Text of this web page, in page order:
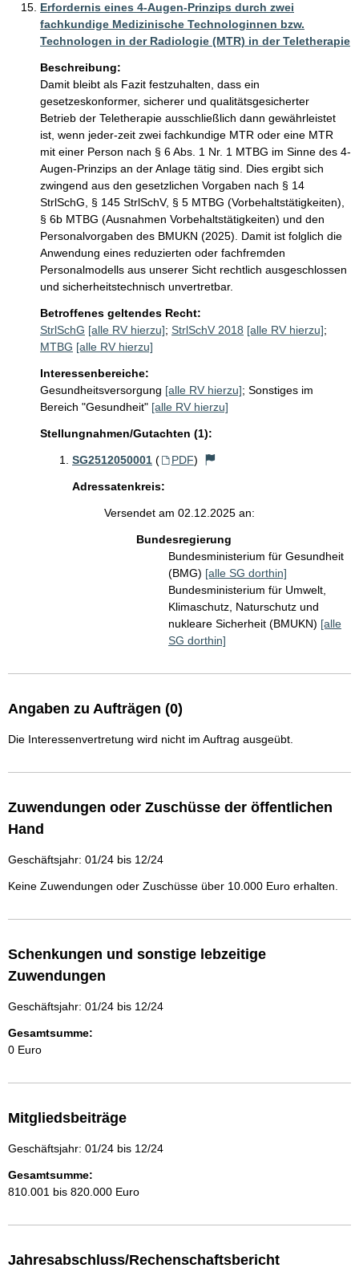
Erfordernis eines 4-Augen-Prinzips durch zwei
fachkundige Medizinische Technologinnen bzw.
Technologen in der Radiologie (MTR) in der Teletherapie
Beschreibung:
Damit bleibt als Fazit festzuhalten, dass ein
gesetzeskonformer, sicherer und qualitätsgesicherter
Betrieb der Teletherapie ausschließlich dann gewährleistet
ist, wenn jeder-zeit zwei fachkundige MTR oder eine MTR
mit einer Person nach § 6 Abs. 1 Nr. 1 MTBG im Sinne des 4-
Augen-Prinzips an der Anlage tätig sind. Dies ergibt sich
zwingend aus den gesetzlichen Vorgaben nach § 14
StrlSchG, § 145 StrlSchV, § 5 MTBG (Vorbehaltstätigkeiten),
§ 6b MTBG (Ausnahmen Vorbehaltstätigkeiten) und den
Personalvorgaben des BMUKN (2025). Damit ist folglich die
Anwendung eines reduzierten oder fachfremden
Personalmodells aus unserer Sicht rechtlich ausgeschlossen
Betroffenes geltendes Recht:
StrlSchG [alle RV hierzu]; StrlSchV 2018 [alle RV hierzu];
MTBG [alle RV hierzu]
Interessenbereiche:
Gesundheitsversorgung [alle RV hierzu]; Sonstiges im
Bereich "Gesundheit" [alle RV hierzu]
Stellungnahmen/Gutachten (1):
SG2512050001 ( PDF)
Adressatenkreis:
Versendet am 02.12.2025 an:
Bundesregierung
Bundesministerium für Gesundheit
(BMG) [alle SG dorthin]
Bundesministerium für Umwelt,
Klimaschutz, Naturschutz und
nukleare Sicherheit (BMUKN) [alle
SG dorthin]
Angaben zu Aufträgen (0)
Die Interessenvertretung wird nicht im Auftrag ausgeübt.
Zuwendungen oder Zuschüsse der öffentlichen
Hand
Geschäftsjahr: 01/24 bis 12/24
Keine Zuwendungen oder Zuschüsse über 10.000 Euro erhalten.
Schenkungen und sonstige lebzeitige
Zuwendungen
Geschäftsjahr: 01/24 bis 12/24
Gesamtsumme:
0 Euro
Mitgliedsbeiträge
Geschäftsjahr: 01/24 bis 12/24
Gesamtsumme:
810.001 bis 820.000 Euro
Jahresabschluss/Rechenschaftsbericht